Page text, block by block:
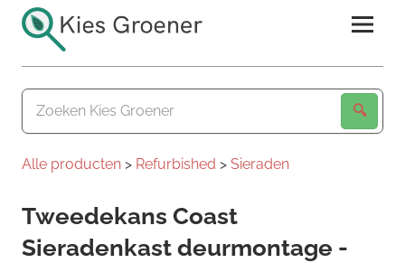
naar
inhoudKies
Groener
Alle producten > Refurbished > Sieraden
Tweedekans Coast
Sieradenkast deurmontage -